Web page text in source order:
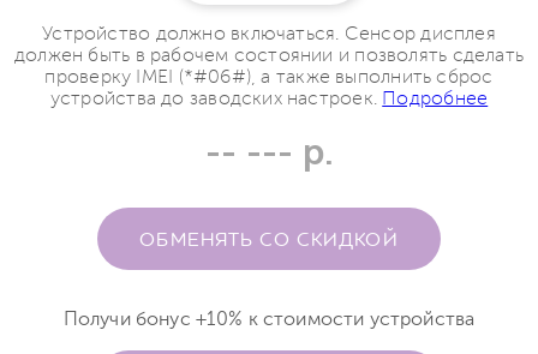
Устройство должно включаться. Сенсор дисплея
должен быть в рабочем состоянии и позволять сделать
проверку IMEI (*#06#), а также выполнить сброс
устройства до заводских настроек. Подробнее
-- --- р.
ОБМЕНЯТЬ СО СКИДКОЙ
Получи бонус +10% к стоимости устройства